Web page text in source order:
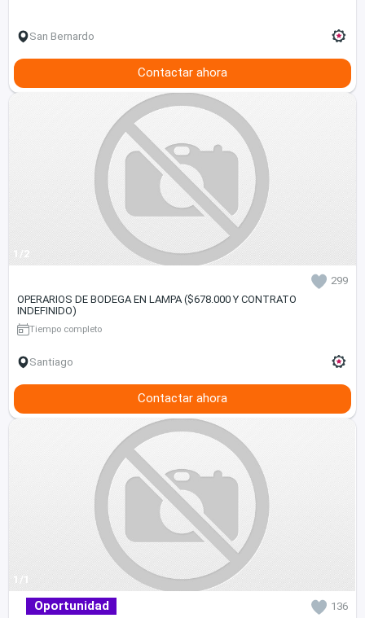
San Bernardo
Contactar ahora
1/2
299
OPERARIOS DE BODEGA EN LAMPA ($678.000 Y CONTRATO
INDEFINIDO)
Tiempo completo
Santiago
Contactar ahora
1/1
Oportunidad
136